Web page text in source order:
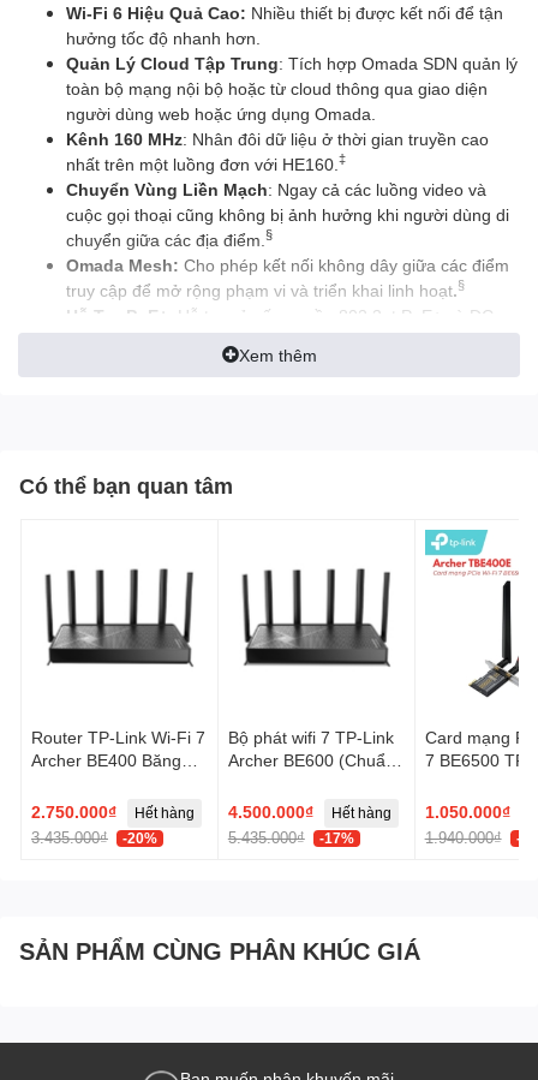
Wi-Fi 6 Hiệu Quả Cao: Nhiều thiết bị được kết nối để tận
hưởng tốc độ nhanh hơn.
Quản Lý Cloud Tập Trung: Tích hợp Omada SDN quản lý
toàn bộ mạng nội bộ hoặc từ cloud thông qua giao diện
người dùng web hoặc ứng dụng Omada.
Kênh 160 MHz: Nhân đôi dữ liệu ở thời gian truyền cao
nhất trên một luồng đơn với HE160. ‡
Chuyển Vùng Liền Mạch: Ngay cả các luồng video và
cuộc gọi thoại cũng không bị ảnh hưởng khi người dùng di
chuyển giữa các địa điểm. §
Omada Mesh: Cho phép kết nối không dây giữa các điểm
truy cập để mở rộng phạm vi và triển khai linh hoạt.§
Hỗ Trợ PoE+
: Hỗ trợ cả cấp nguồn 802.3at PoE+ và DC
: Φ160 mm × 33.6 mm thiết kế trang
Xem thêm
Có thể bạn quan tâm
Router TP-Link Wi-Fi 7
Archer BE400 Băng
2.750.000₫
3.435.000₫ -20%
Hết hàng
Bộ phát wifi 7 TP-Link
Archer BE600 (Chuẩn
ten ngoài/ EasyMesh)
4.500.000₫
5.435.000₫ -17%
Hết hàng
Card mạng
7 BE6500 TP-
1.050.000₫
1.940.000₫ -
SẢN PHẨM CÙNG PHÂN KHÚC GIÁ